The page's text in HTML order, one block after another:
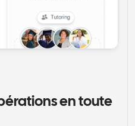
en toute